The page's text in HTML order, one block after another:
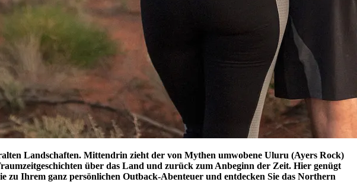
Landschaften. Mittendrin zieht der von Mythen umwobene Uluru (Ayers Rock)
über das Land und zurück zum Anbeginn der Zeit. Hier genügt
Ihrem ganz persönlichen Outback-Abenteuer und entdecken Sie das Northern